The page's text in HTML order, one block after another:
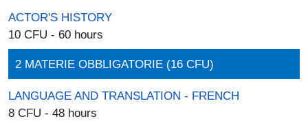
ACTOR'S HISTORY
10 CFU - 60 hours
2 MATERIE OBBLIGATORIE (16 CFU)
LANGUAGE AND TRANSLATION - FRENCH
8 CFU - 48 hours